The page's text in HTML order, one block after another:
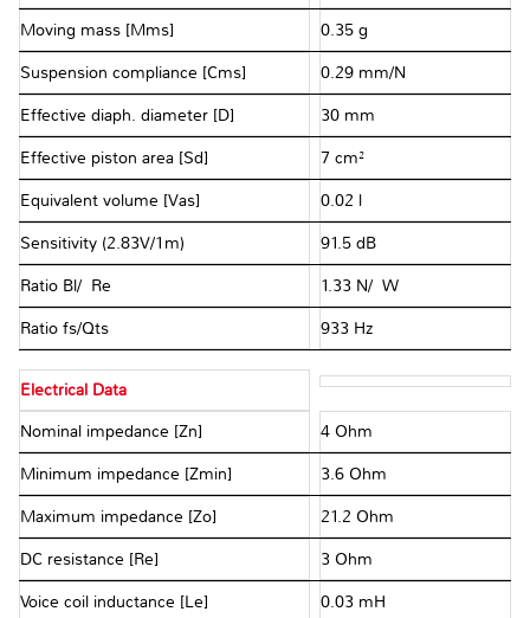
Moving mass [Mms] 0.35 g
Suspension compliance [Cms] 0.29 mm/N
Effective diaph. diameter [D] 30 mm
Effective piston area [Sd] 7 cm²
Equivalent volume [Vas] 0.02 l
Sensitivity (2.83V/1m) 91.5 dB
Ratio Bl/√Re 1.33 N/√W
Ratio fs/Qts 933 Hz
Electrical Data
Nominal impedance [Zn] 4 Ohm
Minimum impedance [Zmin] 3.6 Ohm
Maximum impedance [Zo] 21.2 Ohm
DC resistance [Re] 3 Ohm
Voice coil inductance [Le] 0.03 mH